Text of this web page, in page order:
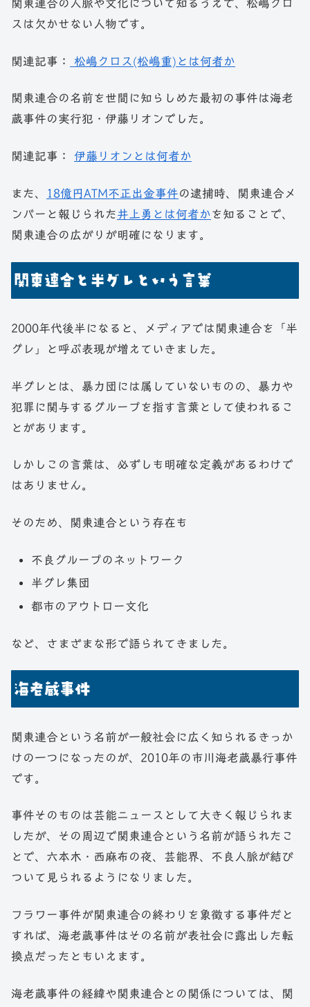
関東連合の人脈や文化について知るうえで、松嶋クロ
スは欠かせない人物です。
関連記事： 松嶋クロス(松嶋重)とは何者か
関東連合の名前を世間に知らしめた最初の事件は海老
蔵事件の実行犯・伊藤リオンでした。
関連記事： 伊藤リオンとは何者か
また、 18億円ATM不正出金事件の逮捕時、関東連合メ
ンバーと報じられた井上勇とは何者か を知ることで、
関東連合の広がりが明確になります。
関東連合と半グレという言葉
2000年代後半になると、メディアでは関東連合を「半
グレ」と呼ぶ表現が増えていきました。
半グレとは、暴力団には属していないものの、暴力や
犯罪に関与するグループを指す言葉として使われるこ
とがあります。
しかしこの言葉は、必ずしも明確な定義があるわけで
はありません。
そのため、関東連合という存在も
不良グループのネットワーク
半グレ集団
都市のアウトロー文化
など、さまざまな形で語られてきました。
海老蔵事件
関東連合という名前が一般社会に広く知られるきっか
けの一つになったのが、2010年の市川海老蔵暴行事件
です。
事件そのものは芸能ニュースとして大きく報じられま
したが、その周辺で関東連合という名前が語られたこ
とで、六本木・西麻布の夜、芸能界、不良人脈が結び
ついて見られるようになりました。
フラワー事件が関東連合の終わりを象徴する事件だと
すれば、海老蔵事件はその名前が表社会に露出した転
換点だったともいえます。
海老蔵事件の経緯や関東連合との関係については、関